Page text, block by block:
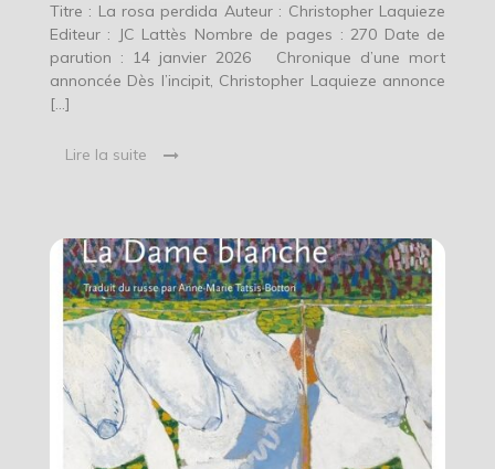
Titre : La rosa perdida Auteur : Christopher Laquieze
Editeur : JC Lattès Nombre de pages : 270 Date de
parution : 14 janvier 2026 Chronique d’une mort
annoncée Dès l’incipit, Christopher Laquieze annonce
[…]
Lire la suite